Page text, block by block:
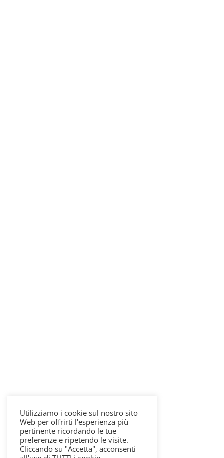
Utilizziamo i cookie sul nostro sito
Web per offrirti l'esperienza più
pertinente ricordando le tue
preferenze e ripetendo le visite.
Cliccando su "Accetta", acconsenti